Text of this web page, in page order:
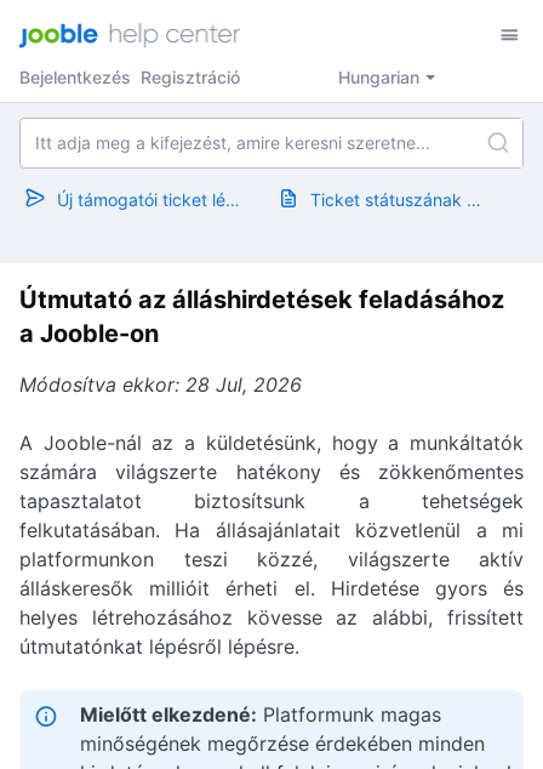
Hungarian
Bejelentkezés Regisztráció
Új támogatói ticket létrehozása Ticket státuszának megtekintése
Útmutató az álláshirdetések feladásához
a Jooble-on
Módosítva ekkor: 28 Jul, 2026
A Jooble-nál az a küldetésünk, hogy a munkáltatók
számára világszerte hatékony és zökkenőmentes
tapasztalatot biztosítsunk a tehetségek
felkutatásában. Ha állásajánlatait közvetlenül a mi
platformunkon teszi közzé, világszerte aktív
álláskeresők millióit érheti el. Hirdetése gyors és
helyes létrehozásához kövesse az alábbi, frissített
útmutatónkat lépésről lépésre.
Mielőtt elkezdené: Platformunk magas
minőségének megőrzése érdekében minden